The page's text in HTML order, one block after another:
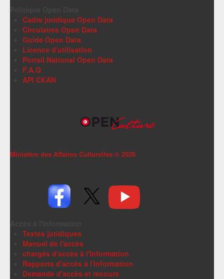
Cadre juridique Open Data
Circulaires Open Data
Guide Open Data
Licence d'utilisation
Portail National Open Data
F.A.Q
API CKAN
Ministère des Affaires Culturelles © 2026
Textes juridiques
Manuel de l'accès
chargés d'accès à l'information
Rapports d'accès à l'information
Demande d'accès et recours